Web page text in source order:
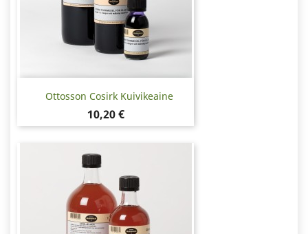
Ottosson Cosirk Kuivikeaine
Hinta
10,20 €